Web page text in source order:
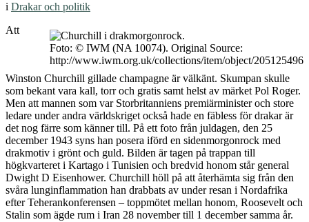
i Drakar och politik
Foto: © IWM (NA 10074). Original Source:
http://www.iwm.org.uk/collections/item/object/205125496
Att
Winston Churchill gillade champagne är välkänt. Skumpan skulle
som bekant vara kall, torr och gratis samt helst av märket Pol Roger.
Men att mannen som var Storbritanniens premiärminister och store
ledare under andra världskriget också hade en fäbless för drakar är
det nog färre som känner till. På ett foto från juldagen, den 25
december 1943 syns han posera iförd en sidenmorgonrock med
drakmotiv i grönt och guld. Bilden är tagen på trappan till
högkvarteret i Kartago i Tunisien och bredvid honom står general
Dwight D Eisenhower. Churchill höll på att återhämta sig från den
svåra lunginflammation han drabbats av under resan i Nordafrika
efter Teherankonferensen – toppmötet mellan honom, Roosevelt och
Stalin som ägde rum i Iran 28 november till 1 december samma år.